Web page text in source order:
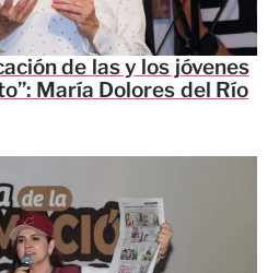
de las y los jóvenes
María Dolores del Río